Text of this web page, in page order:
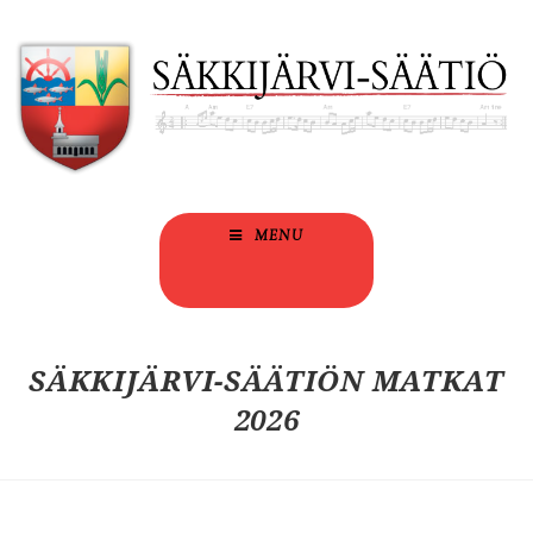
MENU
SÄKKIJÄRVI-SÄÄTIÖN MATKAT
2026